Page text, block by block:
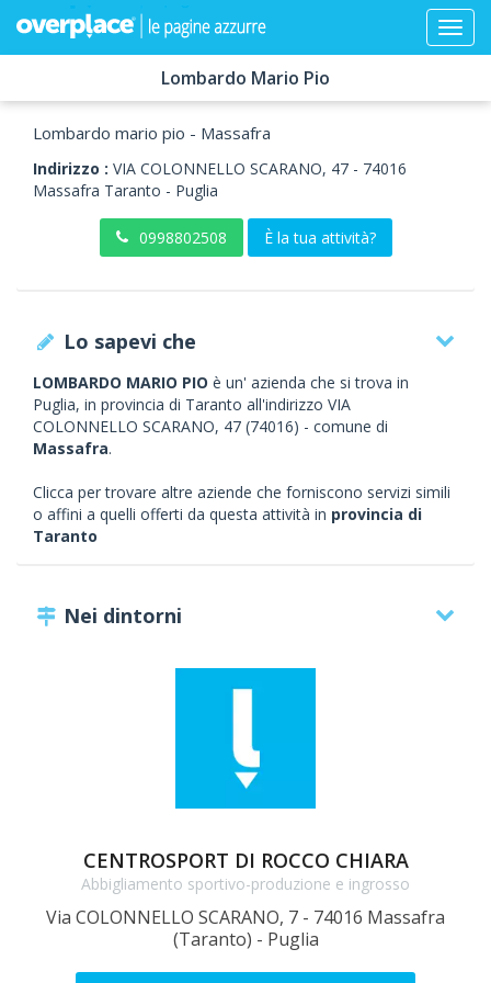
Lombardo Mario Pio
Lombardo mario pio - Massafra
Indirizzo : VIA COLONNELLO SCARANO, 47 - 74016
Massafra Taranto - Puglia
0998802508 È la tua attività?
Lo sapevi che
LOMBARDO MARIO PIO è un' azienda che si trova in
Puglia, in provincia di Taranto all'indirizzo VIA
COLONNELLO SCARANO, 47 (74016) - comune di
Massafra.
Clicca per trovare altre aziende che forniscono servizi simili
o affini a quelli offerti da questa attività in provincia di
Taranto
Nei dintorni
CENTROSPORT DI ROCCO CHIARA
Abbigliamento sportivo-produzione e ingrosso
Via COLONNELLO SCARANO, 7 - 74016 Massafra
(Taranto) - Puglia